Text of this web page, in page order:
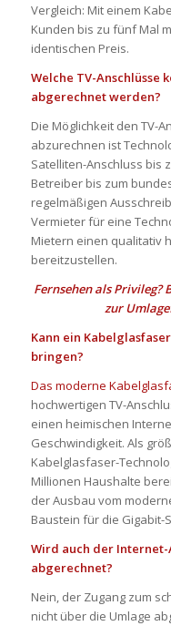
Vergleich: Mit einem
Kunden bis zu fünf Mal
identischen Preis.
Welche TV-Anschlüsse
abgerechnet werden?
Die Möglichkeit den TV-
abzurechnen ist
Satelliten-Anschluss bis
Betreiber bis zum
regelmäßigen
Vermieter für eine
Mietern einen qualitativ
bereitzustellen.
Fernsehen als
zur
Kann ein
bringen?
Das moderne
hochwertigen TV-
einen heimischen
Geschwindigkeit. Als
Kabelglasfaser-
Millionen Haushalte
der Ausbau vom
Baustein für die Gigabit-
Wird auch der Internet-
abgerechnet?
Nein, der Zugang zum
nicht über die Umlage